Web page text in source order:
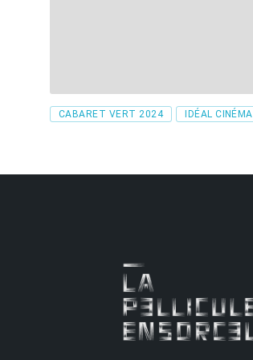
Tags
CABARET VERT 2024 IDÉAL CINÉMA